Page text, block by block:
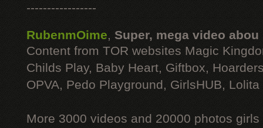
-----------------
RubenmOime, Super, mega video abou
Content from TOR websites Magic
Childs Play, Baby Heart, Giftbox,
OPVA, Pedo Playground, GirlsHUB, Lolita
More 3000 videos and 20000 photos